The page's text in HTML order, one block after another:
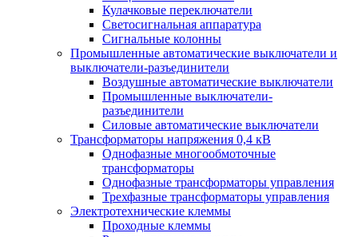
Кулачковые переключатели
Светосигнальная аппаратура
Сигнальные колонны
Промышленные автоматические выключатели и
выключатели-разъединители
Воздушные автоматические выключатели
Промышленные выключатели-
разъединители
Силовые автоматические выключатели
Трансформаторы напряжения 0,4 кВ
Однофазные многообмоточные
трансформаторы
Однофазные трансформаторы управления
Трехфазные трансформаторы управления
Электротехнические клеммы
Проходные клеммы